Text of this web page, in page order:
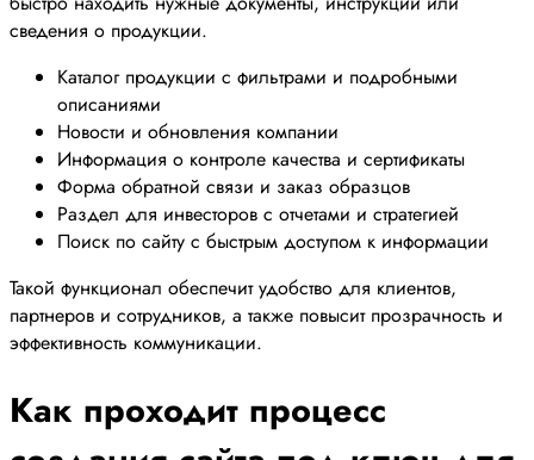
сведения о продукции.
Каталог продукции с фильтрами и подробными
описаниями
Новости и обновления компании
Информация о контроле качества и сертификаты
Форма обратной связи и заказ образцов
Раздел для инвесторов с отчетами и стратегией
Поиск по сайту с быстрым доступом к информации
Такой функционал обеспечит удобство для клиентов,
партнеров и сотрудников, а также повысит прозрачность и
эффективность коммуникации.
Как проходит процесс